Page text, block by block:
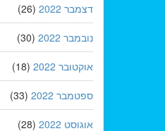
דצמבר 2022 (26)
נובמבר 2022 (30)
אוקטובר 2022 (18)
ספטמבר 2022 (33)
אוגוסט 2022 (28)